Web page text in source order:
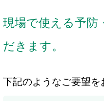
現場で使える予防
だきます。
下記のようなご要望を